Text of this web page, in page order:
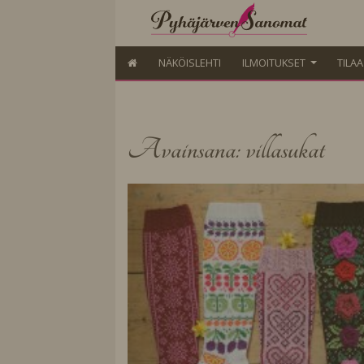
NÄKÖISLEHTI ILMOITUKSET
Avainsana: villasukat